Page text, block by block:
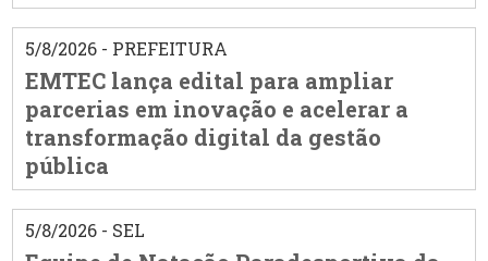
5/8/2026 - PREFEITURA
EMTEC lança edital para ampliar
parcerias em inovação e acelerar a
transformação digital da gestão
pública
5/8/2026 - SEL